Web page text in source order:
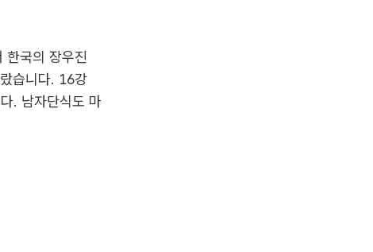
한국의 장우진
습니다. 16강
. 남자단식도 마